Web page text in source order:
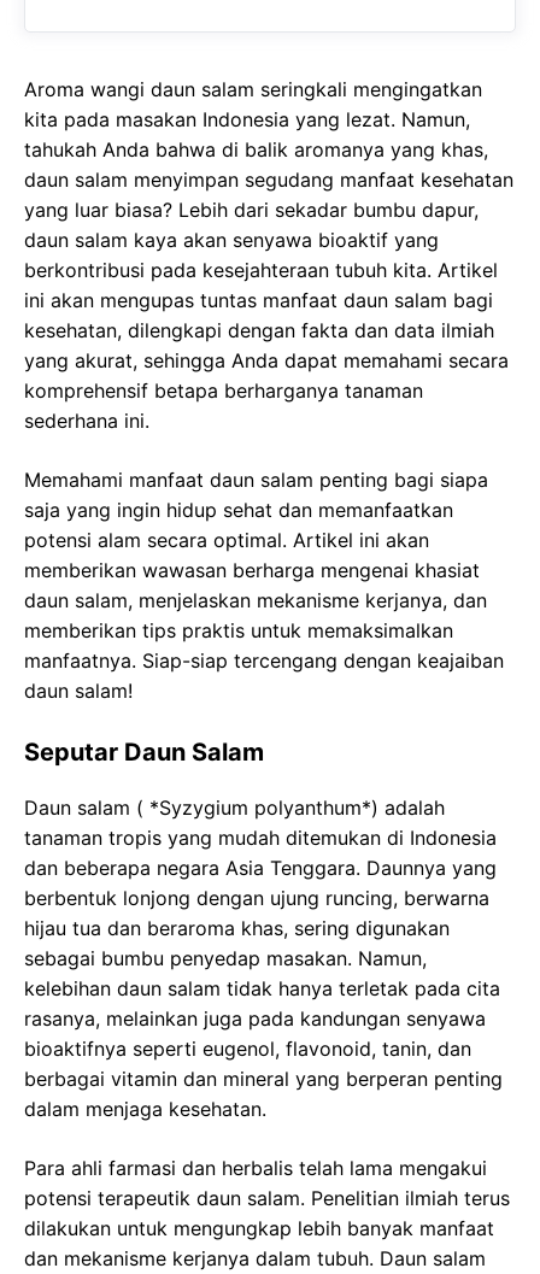
Aroma wangi daun salam seringkali mengingatkan
kita pada masakan Indonesia yang lezat. Namun,
tahukah Anda bahwa di balik aromanya yang khas,
daun salam menyimpan segudang manfaat kesehatan
yang luar biasa? Lebih dari sekadar bumbu dapur,
daun salam kaya akan senyawa bioaktif yang
berkontribusi pada kesejahteraan tubuh kita. Artikel
ini akan mengupas tuntas manfaat daun salam bagi
kesehatan, dilengkapi dengan fakta dan data ilmiah
yang akurat, sehingga Anda dapat memahami secara
komprehensif betapa berharganya tanaman
sederhana ini.
Memahami manfaat daun salam penting bagi siapa
saja yang ingin hidup sehat dan memanfaatkan
potensi alam secara optimal. Artikel ini akan
memberikan wawasan berharga mengenai khasiat
daun salam, menjelaskan mekanisme kerjanya, dan
memberikan tips praktis untuk memaksimalkan
manfaatnya. Siap-siap tercengang dengan keajaiban
daun salam!
Seputar Daun Salam
Daun salam ( *Syzygium polyanthum*) adalah
tanaman tropis yang mudah ditemukan di Indonesia
dan beberapa negara Asia Tenggara. Daunnya yang
berbentuk lonjong dengan ujung runcing, berwarna
hijau tua dan beraroma khas, sering digunakan
sebagai bumbu penyedap masakan. Namun,
kelebihan daun salam tidak hanya terletak pada cita
rasanya, melainkan juga pada kandungan senyawa
bioaktifnya seperti eugenol, flavonoid, tanin, dan
berbagai vitamin dan mineral yang berperan penting
dalam menjaga kesehatan.
Para ahli farmasi dan herbalis telah lama mengakui
potensi terapeutik daun salam. Penelitian ilmiah terus
dilakukan untuk mengungkap lebih banyak manfaat
dan mekanisme kerjanya dalam tubuh. Daun salam